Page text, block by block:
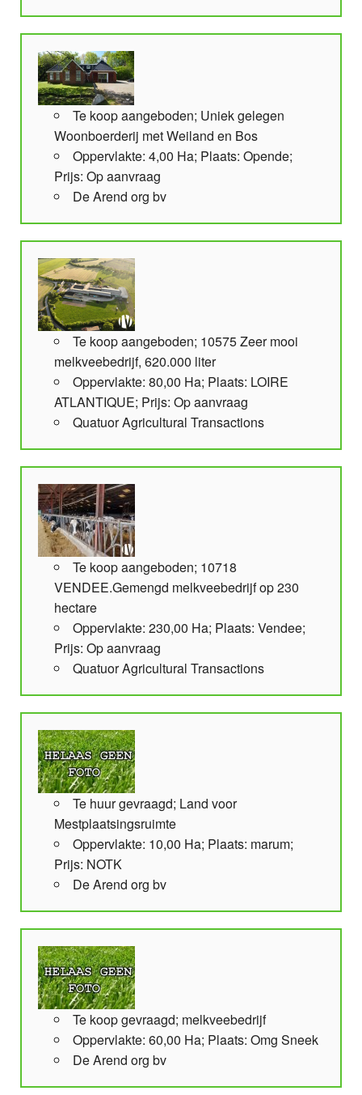
Te koop aangeboden; Uniek gelegen
Woonboerderij met Weiland en Bos
Oppervlakte: 4,00 Ha; Plaats: Opende;
Prijs: Op aanvraag
De Arend org bv
Te koop aangeboden; 10575 Zeer mooi
melkveebedrijf, 620.000 liter
Oppervlakte: 80,00 Ha; Plaats: LOIRE
ATLANTIQUE; Prijs: Op aanvraag
Quatuor Agricultural Transactions
Te koop aangeboden; 10718
VENDEE.Gemengd melkveebedrijf op 230
hectare
Oppervlakte: 230,00 Ha; Plaats: Vendee;
Prijs: Op aanvraag
Quatuor Agricultural Transactions
Te huur gevraagd; Land voor
Mestplaatsingsruimte
Oppervlakte: 10,00 Ha; Plaats: marum;
Prijs: NOTK
De Arend org bv
Te koop gevraagd; melkveebedrijf
Oppervlakte: 60,00 Ha; Plaats: Omg Sneek
De Arend org bv